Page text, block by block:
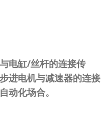
电缸/丝杆的连接传
进电机与减速器的连接
动化场合。